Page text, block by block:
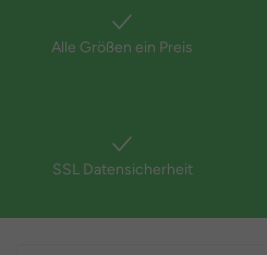
Alle Größen ein Preis
SSL Datensicherheit